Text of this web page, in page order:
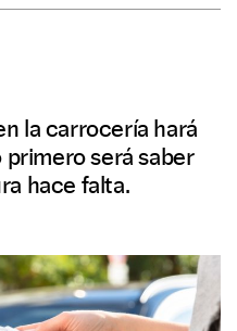
la carrocería hará
será saber
hace falta.